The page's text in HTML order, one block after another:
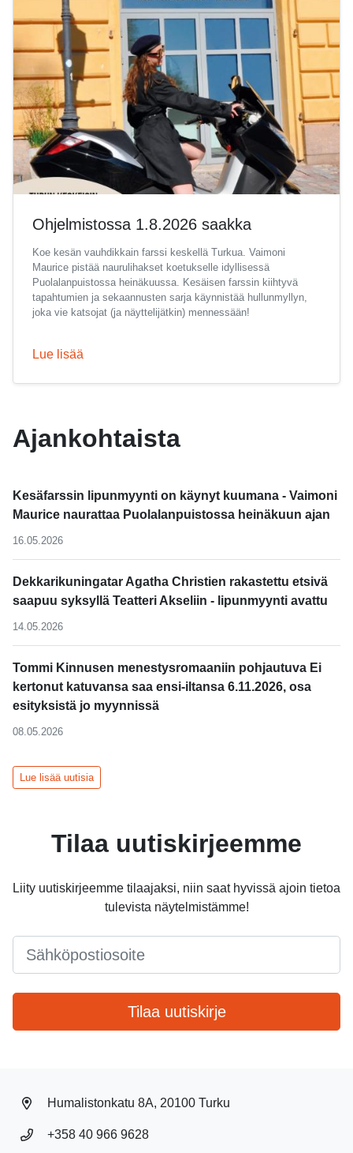
Ajankohtaista
Kesäfarssin lipunmyynti on käynyt kuumana - Vaimoni
Maurice naurattaa Puolalanpuistossa heinäkuun ajan
16.05.2026
Dekkarikuningatar Agatha Christien rakastettu etsivä
saapuu syksyllä Teatteri Akseliin - lipunmyynti avattu
14.05.2026
Tommi Kinnusen menestysromaaniin pohjautuva Ei
kertonut katuvansa saa ensi-iltansa 6.11.2026, osa
esityksistä jo myynnissä
08.05.2026
Lue lisää uutisia
Ohjelmistossa 1.8.2026 saakka
Koe kesän vauhdikkain farssi keskellä Turkua. Vaimoni
Maurice pistää naurulihakset koetukselle idyllisessä
Puolalanpuistossa heinäkuussa. Kesäisen farssin kiihtyvä
tapahtumien ja sekaannusten sarja käynnistää hullunmyllyn,
joka vie katsojat (ja näyttelijätkin) mennessään!
Lue lisää
Tilaa uutiskirjeemme
Liity uutiskirjeemme tilaajaksi, niin saat hyvissä ajoin tietoa
tulevista näytelmistämme!
Tilaa uutiskirje
Humalistonkatu 8A, 20100 Turku
+358 40 966 9628